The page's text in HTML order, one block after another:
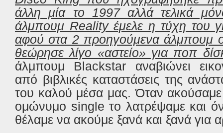
άλλη μία το 1997 αλλά τελικά
άλμπουμ Reality έμελε η τύχη του
αφού στα 2 προηγούμενα άλμπουμ
θεώρησε λίγο «αστείο» για ποπ
άλμπουμ Blackstar
αναβιώνει
από βιβλικές καταστάσεις της
του καλού μέσα μας. Όταν
ομώνυμο single το λατρέψαμε και
θέλαμε να ακούμε ξανά και ξανά για